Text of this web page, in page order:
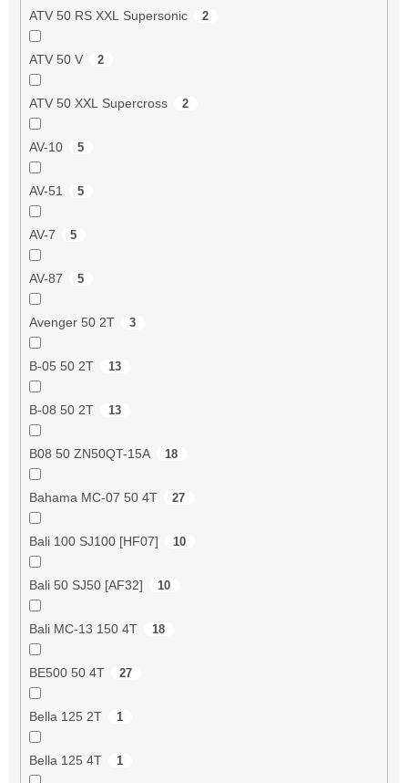
ATV 50 RS XXL Supersonic 2
ATV 50 V 2
ATV 50 XXL Supercross 2
AV-10 5
AV-51 5
AV-7 5
AV-87 5
Avenger 50 2T 3
B-05 50 2T 13
B-08 50 2T 13
B08 50 ZN50QT-15A 18
Bahama MC-07 50 4T 27
Bali 100 SJ100 [HF07] 10
Bali 50 SJ50 [AF32] 10
Bali MC-13 150 4T 18
BE500 50 4T 27
Bella 125 2T 1
Bella 125 4T 1